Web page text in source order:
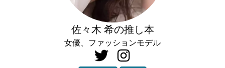
佐々木 希の推し本
女優、ファッションモデル